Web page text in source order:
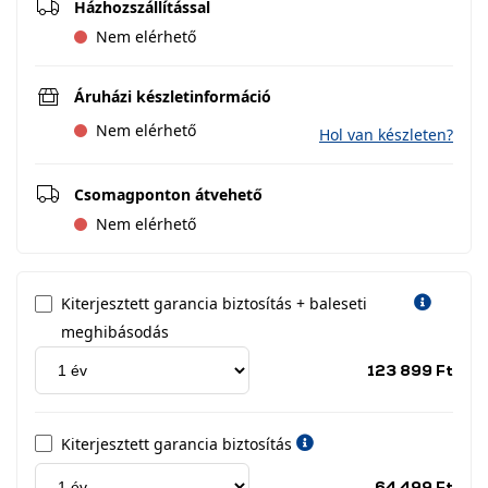
Házhozszállítással
Nem elérhető
Áruházi készletinformáció
Nem elérhető
Hol van készleten?
Csomagponton átvehető
Nem elérhető
Kiterjesztett garancia biztosítás + baleseti
meghibásodás
123 899 Ft
Kiterjesztett garancia biztosítás